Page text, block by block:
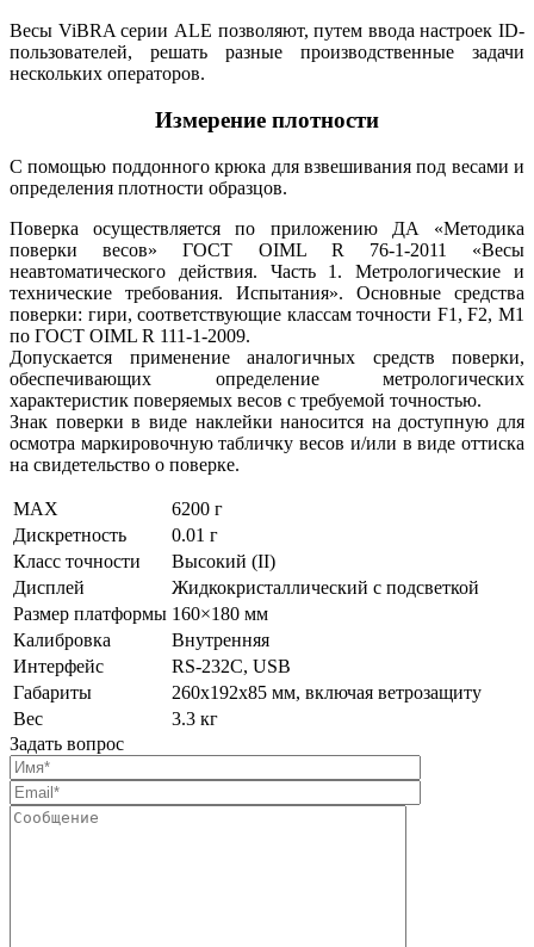
Весы ViBRA серии ALE позволяют, путем ввода настроек ID-
пользователей, решать разные производственные задачи
нескольких операторов.
Измерение плотности
C помощью поддонного крюка для взвешивания под весами и
определения плотности образцов.
Поверка осуществляется по приложению ДА «Методика
поверки весов» ГОСТ OIML R 76-1-2011 «Весы
неавтоматического действия. Часть 1. Метрологические и
технические требования. Испытания». Основные средства
поверки: гири, соответствующие классам точности F1, F2, M1
по ГОСТ OIML R 111-1-2009.
Допускается применение аналогичных средств поверки,
обеспечивающих определение метрологических
характеристик поверяемых весов с требуемой точностью.
Знак поверки в виде наклейки наносится на доступную для
осмотра маркировочную табличку весов и/или в виде оттиска
на свидетельство о поверке.
MAX
6200 г
Дискретность
0.01 г
Класс точности
Высокий (II)
Дисплей
Жидкокристаллический с подсветкой
Размер платформы 160×180 мм
Калибровка
Внутренняя
Интерфейс
RS-232C, USB
Габариты
260х192х85 мм, включая ветрозащиту
Вес
3.3 кг
Задать вопрос